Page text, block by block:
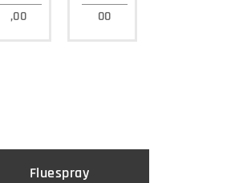
,00
00
Fluespray